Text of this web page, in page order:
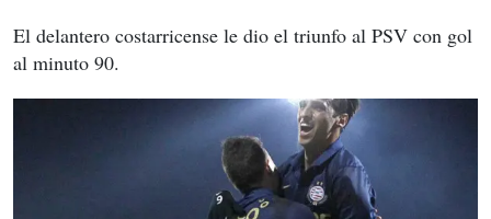
El delantero costarricense le dio el triunfo al PSV con gol
al minuto 90.